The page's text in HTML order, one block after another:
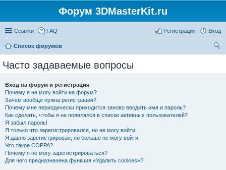
Форум 3DMasterKit.ru
Ссылки FAQ Вход
Регистрация
Список форумов
Часто задаваемые вопросы
Вход на форум и регистрация
Почему я не могу войти на форум?
Зачем вообще нужна регистрация?
Почему мне периодически приходится заново вводить имя и пароль?
Как сделать, чтобы я не появлялся в списке активных пользователей?
Я забыл пароль!
Я только что зарегистрировался, но не могу войти!
Я давно зарегистрирован, но больше не могу войти!
Что такое COPPA?
Почему я не могу зарегистрироваться?
Для чего предназначена функция «Удалить cookies»?